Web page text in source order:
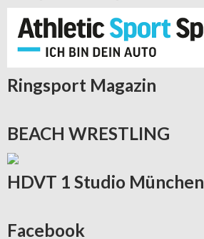
Ringsport Magazin
BEACH WRESTLING
HDVT 1 Studio München
Facebook